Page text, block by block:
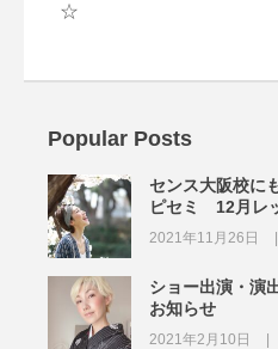
☆
Popular Posts
センス大阪校に
ピセミ 12月レ
2021年11月26日
ショー出演・演
お知らせ
2021年2月10日